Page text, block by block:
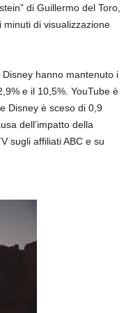
di Guillermo del Toro,
di visualizzazione
hanno mantenuto i
e il 10,5%. YouTube è
Disney è sceso di 0,9
dell’impatto della
sugli affiliati ABC e su